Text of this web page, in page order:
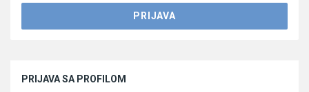
PRIJAVA SA PROFILOM